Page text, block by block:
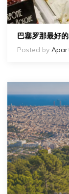
巴塞罗那最好
Posted by